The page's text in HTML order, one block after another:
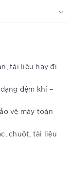
tài liệu hay đi
đệm khí –
vệ máy toàn
chuột, tài liệu